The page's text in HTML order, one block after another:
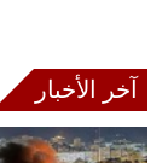
آخر الأخبار